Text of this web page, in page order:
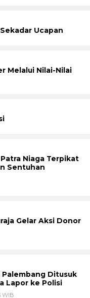
Ucapan
Melalui Nilai-Nilai
Niaga Terpikat
Sentuhan
Gelar Aksi Donor
Palembang Ditusuk
Lapor ke Polisi
WIB